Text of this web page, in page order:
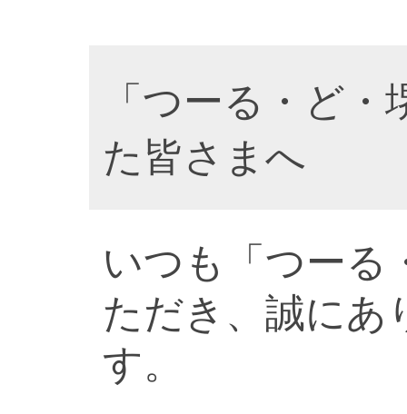
「つーる・ど
た皆さまへ
いつも「つーる
ただき、誠にあ
す。